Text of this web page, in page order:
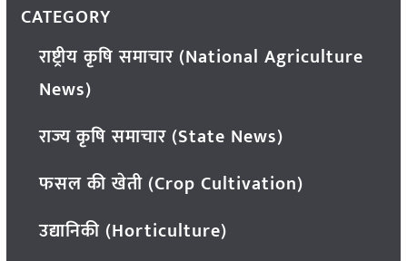
CATEGORY
राष्ट्रीय कृषि समाचार (National Agriculture
News)
राज्य कृषि समाचार (State News)
फसल की खेती (Crop Cultivation)
उद्यानिकी (Horticulture)